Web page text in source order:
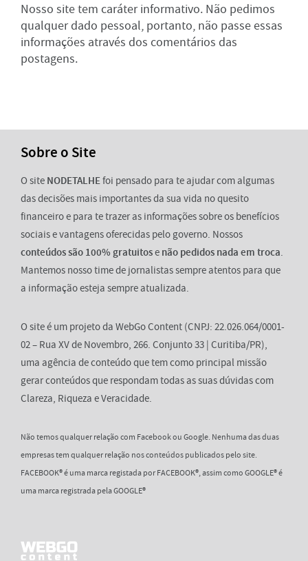
Nosso site tem caráter informativo. Não pedimos
qualquer dado pessoal, portanto, não passe essas
informações através dos comentários das
postagens.
Sobre o Site
O site NODETALHEfoi pensado para te ajudar com algumas
das decisões mais importantes da sua vida no quesito
financeiro e para te trazer as informações sobre os benefícios
sociais e vantagens oferecidas pelo governo. Nossos
conteúdos são 100% gratuitose não pedidos nada em troca.
Mantemos nosso time de jornalistas sempre atentos para que
a informação esteja sempre atualizada.
O site é um projeto da WebGo Content (CNPJ: 22.026.064/0001-
02 – Rua XV de Novembro, 266. Conjunto 33 | Curitiba/PR),
uma agência de conteúdo que tem como principal missão
gerar conteúdos que respondam todas as suas dúvidas com
Clareza, Riqueza e Veracidade.
Não temos qualquer relação com Facebook ou Google. Nenhuma das duas
empresas tem qualquer relação nos conteúdos publicados pelo site.
FACEBOOK® é uma marca registada por FACEBOOK®, assim como GOOGLE® é
uma marca registrada pela GOOGLE®